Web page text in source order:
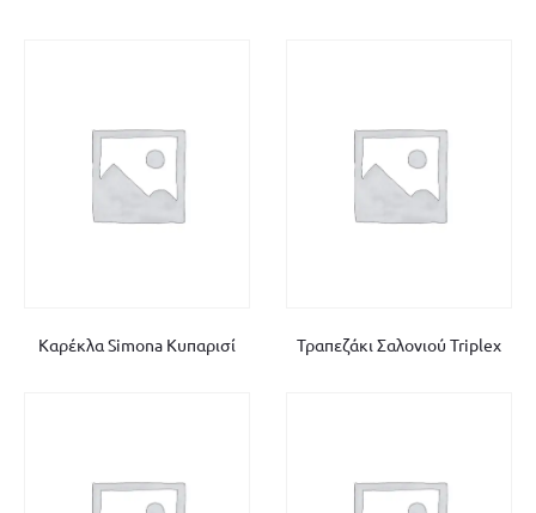
Καρέκλα Simona Κυπαρισί Τραπεζάκι Σαλονιού Triplex